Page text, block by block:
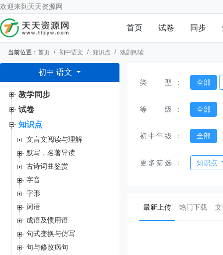
欢迎来到 天天资源网
首页 试卷 同步
当前位置： 首页 初中语文 知识点 戏剧阅读
初中 语文
教学同步
试卷
知识点
文言文阅读与理解
默写，名著导读
古诗词曲鉴赏
字音
字形
词语
成语及惯用语
句式变换与仿写
句与修改病句
类型 ： 全部
等级 ： 全部
初中年级 ： 全部
更多筛选 ： 知识点
最新上传(current)
热门下载